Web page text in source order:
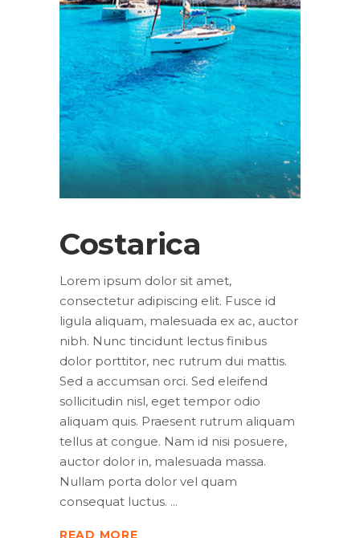
Costarica
Lorem ipsum dolor sit amet,
consectetur adipiscing elit. Fusce id
ligula aliquam, malesuada ex ac, auctor
nibh. Nunc tincidunt lectus finibus
dolor porttitor, nec rutrum dui mattis.
Sed a accumsan orci. Sed eleifend
sollicitudin nisl, eget tempor odio
aliquam quis. Praesent rutrum aliquam
tellus at congue. Nam id nisi posuere,
auctor dolor in, malesuada massa.
Nullam porta dolor vel quam
consequat luctus.
READ MORE